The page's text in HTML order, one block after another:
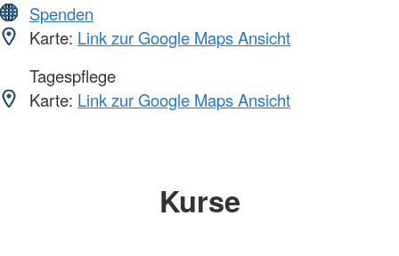
Spenden
Karte: Link zur Google Maps Ansicht
Tagespflege
Karte: Link zur Google Maps Ansicht
Kurse